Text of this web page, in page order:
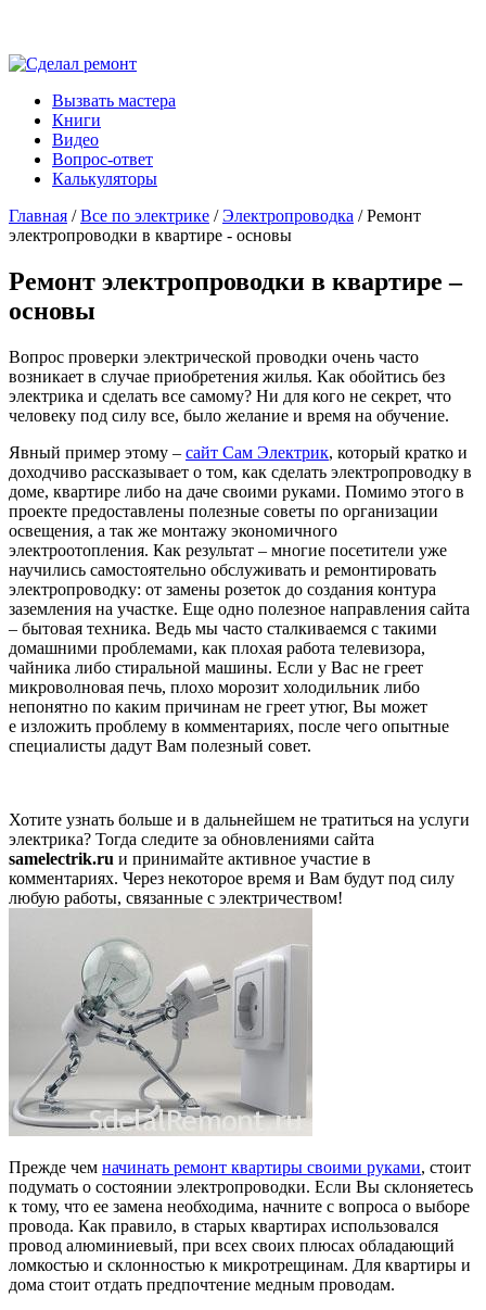
Вызвать мастера
Книги
Видео
Вопрос-ответ
Калькуляторы
Главная /Все по электрике /Электропроводка / Ремонт
электропроводки в квартире - основы
Ремонт электропроводки в квартире –
основы
Вопрос проверки электрической проводки очень часто
возникает в случае приобретения жилья. Как обойтись без
электрика и сделать все самому? Ни для кого не секрет, что
человеку под силу все, было желание и время на обучение.
Явный пример этому – сайт Сам Электрик, который кратко и
доходчиво рассказывает о том, как сделать электропроводку в
доме, квартире либо на даче своими руками. Помимо этого в
проекте предоставлены полезные советы по организации
освещения, а так же монтажу экономичного
электроотопления. Как результат – многие посетители уже
научились самостоятельно обслуживать и ремонтировать
электропроводку: от замены розеток до создания контура
заземления на участке. Еще одно полезное направления сайта
– бытовая техника. Ведь мы часто сталкиваемся с такими
домашними проблемами, как плохая работа телевизора,
чайника либо стиральной машины. Если у Вас не греет
микроволновая печь, плохо морозит холодильник либо
непонятно по каким причинам не греет утюг, Вы может
е изложить проблему в комментариях, после чего опытные
специалисты дадут Вам полезный совет.
Хотите узнать больше и в дальнейшем не тратиться на услуги
электрика? Тогда следите за обновлениями сайта
samelectrik.ru и принимайте активное участие в
комментариях. Через некоторое время и Вам будут под силу
любую работы, связанные с электричеством!
Прежде чем начинать ремонт квартиры своими руками, стоит
подумать о состоянии электропроводки. Если Вы склоняетесь
к тому, что ее замена необходима, начните с вопроса о выборе
провода. Как правило, в старых квартирах использовался
провод алюминиевый, при всех своих плюсах обладающий
ломкостью и склонностью к микротрещинам. Для квартиры и
дома стоит отдать предпочтение медным проводам.